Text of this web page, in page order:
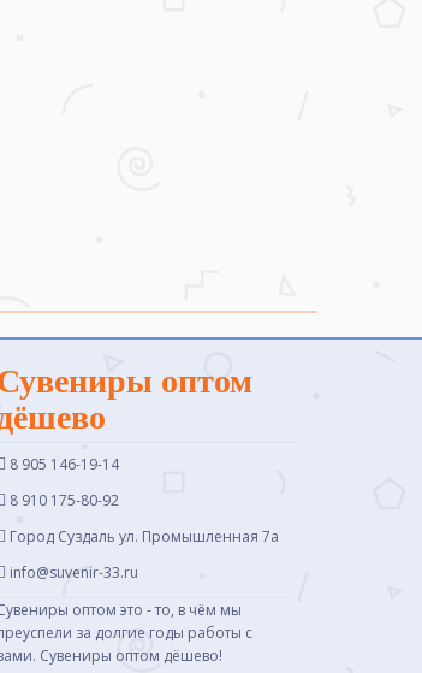
оптом
8 905 146-19-14
8 910 175-80-92
Город Суздаль ул. Промышленная 7a
info@suvenir-33.ru
оптом это - то, в чём мы
за долгие годы работы с
Сувениры оптом дёшево!